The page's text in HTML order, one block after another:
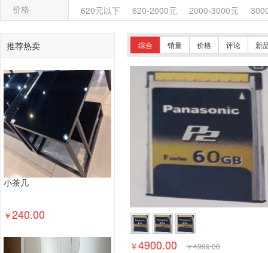
金属质屏风类
木质屏风类 其他材质架类
保险柜
木质柜类 其他沙发类 藤沙发类
木骨架沙发类
金属骨架沙发类 其他椅凳类
竹制、藤制等材料椅凳类
木骨架为主的椅凳类
塑料台、桌类
木制台、桌类
轻金属台、桌类
其他床类
藤床类 竹床类 塑料床类
藤床
钢塑床类
钢木床类 色带
数据库管理系统
通用摄像机
其他视频会议系统设备
视频会议控制台
传真通信设备 扫描仪
碎
复印机
洗衣机 空气净化设备
激光打印机
路由器 液晶显示器
平板式
台式计算机（含一体机台式电脑）
价格 620元以下 620-2000元 2000-3000元
推荐热卖
小茶几
￥240.00
综合 销量 价格 评论 新
￥4900.00 ￥4999.00